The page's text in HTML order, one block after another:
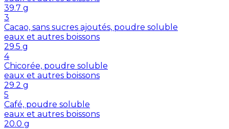
39.7 g
3
Cacao, sans sucres ajoutés, poudre soluble
eaux et autres boissons
29.5 g
4
Chicorée, poudre soluble
eaux et autres boissons
29.2 g
5
Café, poudre soluble
eaux et autres boissons
20.0 g